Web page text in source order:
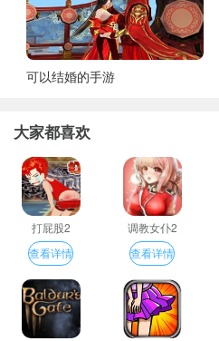
可以结婚的手游
大家都喜欢
打屁股2
查看详情
调教女仆2
查看详情